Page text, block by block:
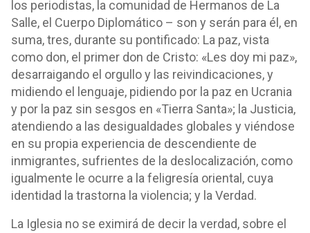
los periodistas, la comunidad de Hermanos de La
Salle, el Cuerpo Diplomático – son y serán para él, en
suma, tres, durante su pontificado: La paz, vista
como don, el primer don de Cristo: «Les doy mi paz»,
desarraigando el orgullo y las reivindicaciones, y
midiendo el lenguaje, pidiendo por la paz en Ucrania
y por la paz sin sesgos en «Tierra Santa»; la Justicia,
atendiendo a las desigualdades globales y viéndose
en su propia experiencia de descendiente de
inmigrantes, sufrientes de la deslocalización, como
igualmente le ocurre a la feligresía oriental, cuya
identidad la trastorna la violencia; y la Verdad.
La Iglesia no se eximirá de decir la verdad, sobre el